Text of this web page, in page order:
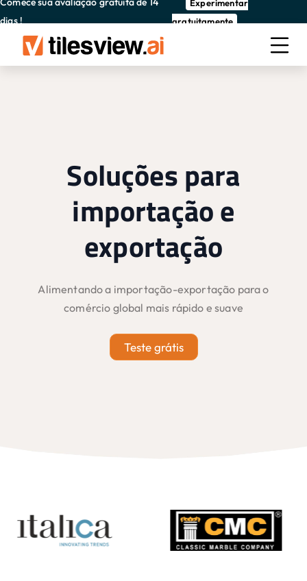
dias !
Experimentar
gratuitamente
Soluções para
importação e
exportação
Alimentando a importação-exportação para o
comércio global mais rápido e suave
Teste grátis